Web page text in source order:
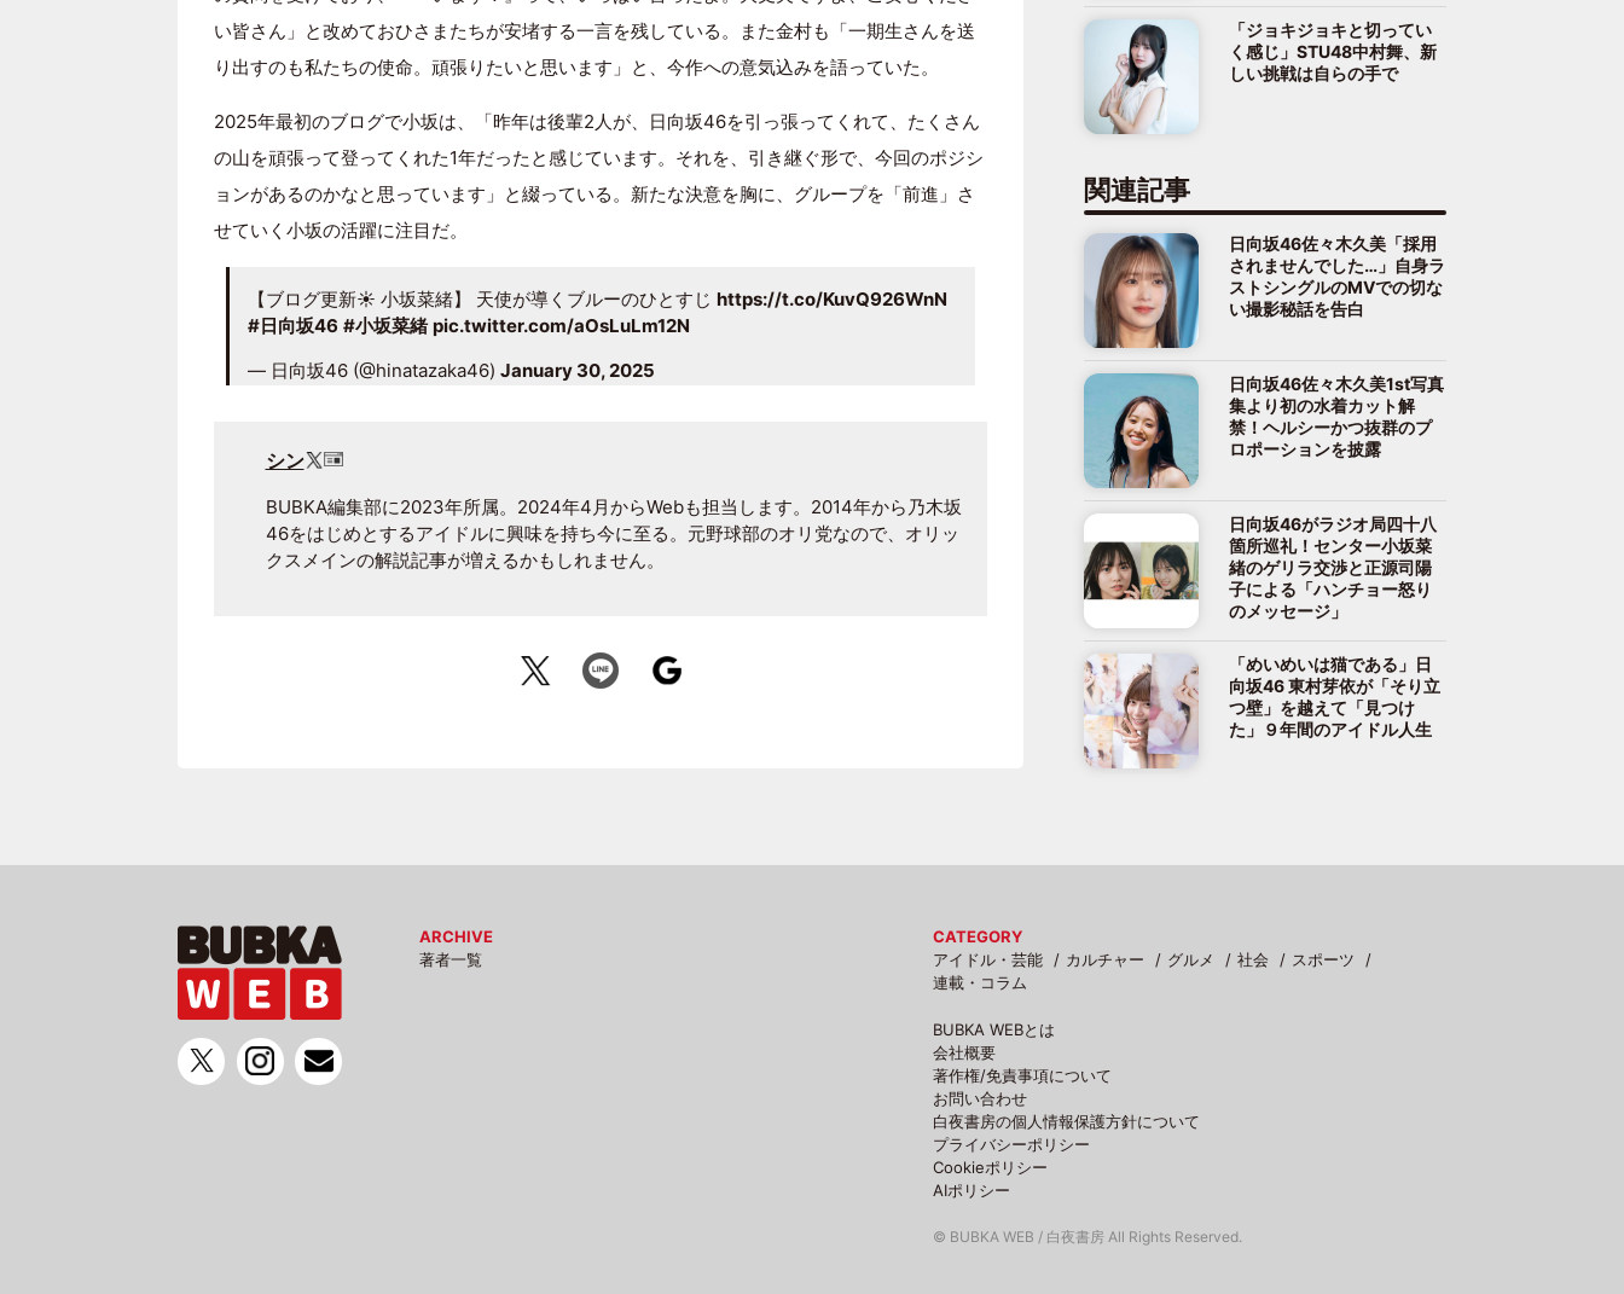
い皆さん」と改めておひさまたちが安堵する一言を残している。また金村も「一期生さんを送
り出すのも私たちの使命。頑張りたいと思います」と、今作への意気込みを語っていた。
2025年最初のブログで小坂は、「昨年は後輩2人が、日向坂46を引っ張ってくれて、たくさん
の山を頑張って登ってくれた1年だったと感じています。それを、引き継ぐ形で、今回のポジシ
ョンがあるのかなと思っています」と綴っている。新たな決意を胸に、グループを「前進」さ
せていく小坂の活躍に注目だ。
【ブログ更新☀️ 小坂菜緒】 天使が導くブルーのひとすじ https://t.co/KuvQ926WnN
#日向坂46 #小坂菜緒 pic.twitter.com/aOsLuLm12N
— 日向坂46 (@hinatazaka46) January 30, 2025
シン
BUBKA編集部に2023年所属。2024年4月からWebも担当します。2014年から乃木坂
46をはじめとするアイドルに興味を持ち今に至る。元野球部のオリ党なので、オリッ
クスメインの解説記事が増えるかもしれません。
「ジョキジョキと切ってい
く感じ」STU48中村舞、新
しい挑戦は自らの手で
関連記事
日向坂46佐々木久美「採用
されませんでした…」自身ラ
ストシングルのMVでの切な
い撮影秘話を告白
日向坂46佐々木久美1st写真
集より初の水着カット解
禁！ヘルシーかつ抜群のプ
ロポーションを披露
日向坂46がラジオ局四十八
箇所巡礼！センター小坂菜
緒のゲリラ交渉と正源司陽
子による「ハンチョー怒り
のメッセージ」
「めいめいは猫である」日
向坂46 東村芽依が「そり立
つ壁」を越えて「見つけ
た」９年間のアイドル人生
ARCHIVE
著者一覧
CATEGORY
アイドル・芸能
カルチャー グルメ 社会
スポーツ
連載・コラム
BUBKA WEBとは
会社概要
著作権/免責事項について
お問い合わせ
白夜書房の個人情報保護方針について
プライバシーポリシー
Cookieポリシー
AIポリシー
© BUBKA WEB / 白夜書房 All Rights Reserved.